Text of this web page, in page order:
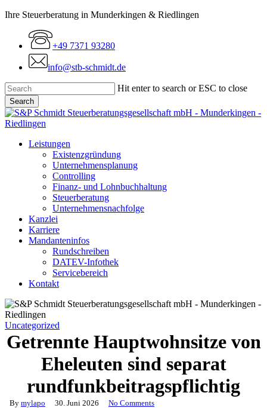
Skip
content
Ihre Steuerberatung in Munderkingen & Riedlingen
+49 7371 93280
info@stb-schmidt.de
Hit enter to search or ESC to close
Search
Close
Search
Menu
Leistungen
Existenzgründung
Unternehmensplanung
Controlling
Finanz- und Lohnbuchhaltung
Steuerberatung
Unternehmensnachfolge
Kanzlei
Karriere
Mandanteninfos
Rundschreiben
DATEV-Infothek
Servicebereich
Kontakt
Uncategorized
Getrennte Hauptwohnsitze von
Eheleuten sind separat
rundfunkbeitragspflichtig
By mylapo 30. Juni 2026 No Comments